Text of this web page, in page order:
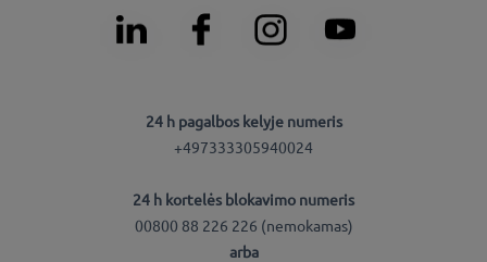
24 h pagalbos kelyje numeris
+497333305940024
24 h kortelės blokavimo numeris
00800 88 226 226 (nemokamas)
arba